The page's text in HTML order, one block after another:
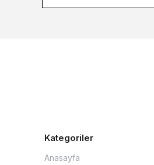
Kategoriler
Anasayfa